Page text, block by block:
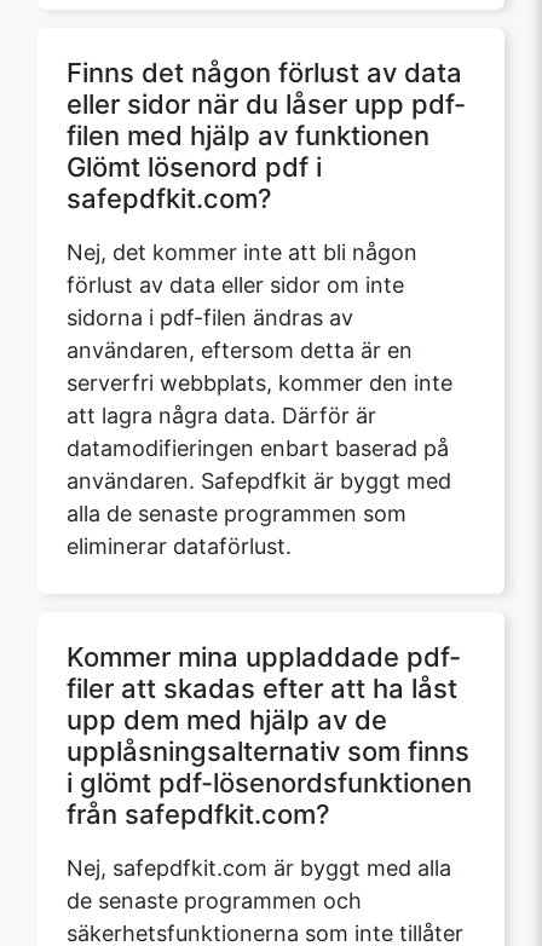
Finns det någon förlust av data
eller sidor när du låser upp pdf-
filen med hjälp av funktionen
Glömt lösenord pdf i
safepdfkit.com?
Nej, det kommer inte att bli någon
förlust av data eller sidor om inte
sidorna i pdf-filen ändras av
användaren, eftersom detta är en
serverfri webbplats, kommer den inte
att lagra några data. Därför är
datamodifieringen enbart baserad på
användaren. Safepdfkit är byggt med
alla de senaste programmen som
eliminerar dataförlust.
Kommer mina uppladdade pdf-
filer att skadas efter att ha låst
upp dem med hjälp av de
upplåsningsalternativ som finns
i glömt pdf-lösenordsfunktionen
från safepdfkit.com?
Nej, safepdfkit.com är byggt med alla
de senaste programmen och
säkerhetsfunktionerna som inte tillåter